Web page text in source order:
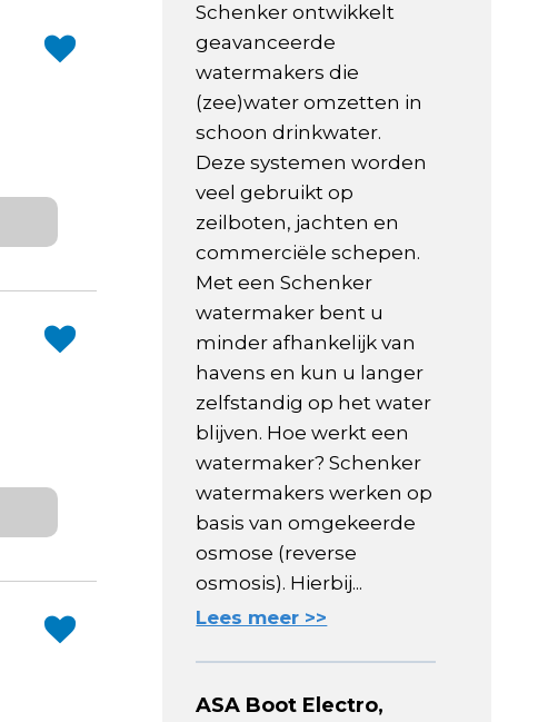
Schenker ontwikkelt
geavanceerde
watermakers die
(zee)water omzetten in
schoon drinkwater.
Deze systemen worden
veel gebruikt op
zeilboten, jachten en
commerciële schepen.
Met een Schenker
watermaker bent u
minder afhankelijk van
havens en kun u langer
zelfstandig op het water
blijven. Hoe werkt een
watermaker? Schenker
watermakers werken op
basis van omgekeerde
osmose (reverse
osmosis). Hierbij...
Lees meer >>
ASA Boot Electro,